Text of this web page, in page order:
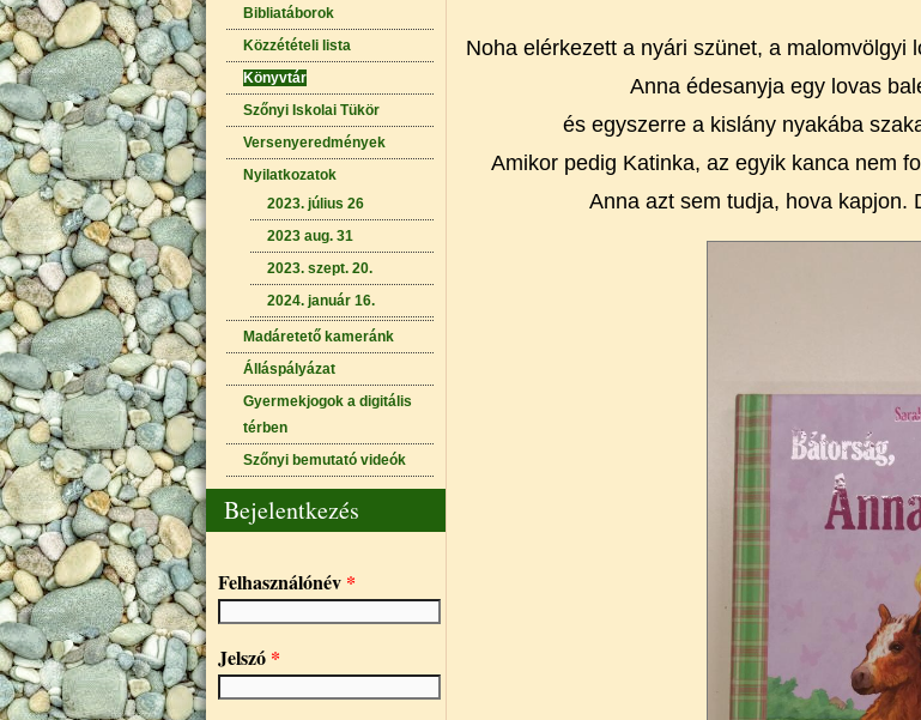
Bibliatáborok
Közzétételi lista
Könyvtár
Szőnyi Iskolai Tükör
Versenyeredmények
Nyilatkozatok
2023. július 26
2023 aug. 31
2023. szept. 20.
2024. január 16.
Madáretető kameránk
Álláspályázat
Gyermekjogok a digitális
térben
Szőnyi bemutató videók
Bejelentkezés
Felhasználónév *
Jelszó *
Noha elérkezett a nyári szünet, a
Anna édesanyja egy lovas
és egyszerre a kislány nyakába
Amikor pedig Katinka, az egyik kanca nem
Anna azt sem tudja, hova kapjon.